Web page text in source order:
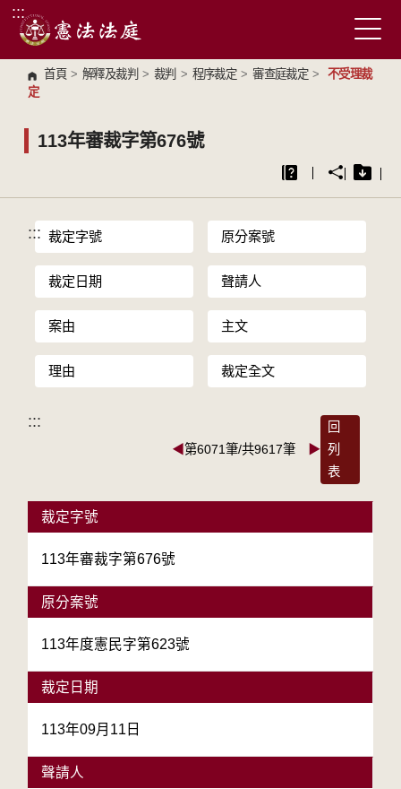
跳到主要內容區塊
:::
首頁 > 解釋及裁判 > 裁判 > 程序裁定 > 審查庭裁定 >
不受理裁
定
113年審裁字第676號
::: 裁定字號 原分案號
裁定日期 聲請人
案由 主文
理由 裁定全文
:::
◀第6071筆/共9617筆 ▶
回
列
表
裁定字號
113年審裁字第676號
原分案號
113年度憲民字第623號
裁定日期
113年09月11日
聲請人